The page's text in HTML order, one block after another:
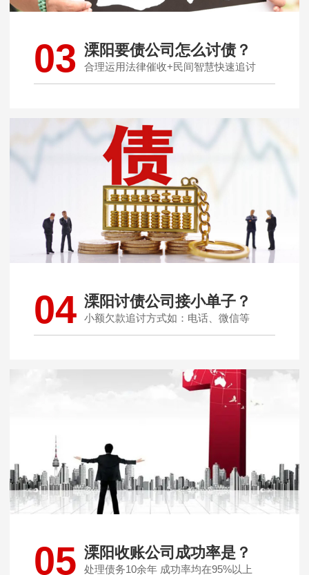
03 溧阳要债公司怎么讨债？
合理运用法律催收+民间智慧快速追讨
04 溧阳讨债公司接小单子？
小额欠款追讨方式如：电话、微信等
05 溧阳收账公司成功率是？
处理债务10余年 成功率均在95%以上